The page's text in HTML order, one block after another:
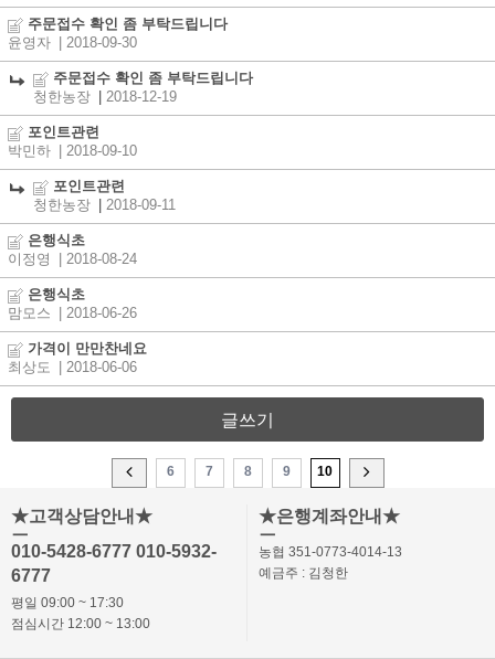
주문접수 확인 좀 부탁드립니다
윤영자
| 2018-09-30
주문접수 확인 좀 부탁드립니다
청한농장
2018-12-19
포인트관련
박민하
| 2018-09-10
포인트관련
청한농장
2018-09-11
은행식초
이정영
| 2018-08-24
은행식초
맘모스
| 2018-06-26
가격이 만만찬네요
최상도
| 2018-06-06
글쓰기
6 7 8 9 10
★고객상담안내★
ㅡ
010-5428-6777 010-5932-
6777
평일 09:00 ~ 17:30
점심시간 12:00 ~ 13:00
★은행계좌안내★
ㅡ
농협 351-0773-4014-13
예금주 : 김청한